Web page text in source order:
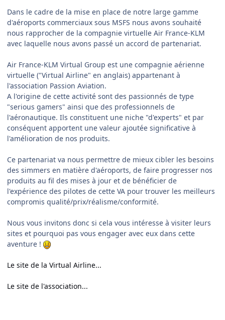
Dans le cadre de la mise en place de notre large gamme
d'aéroports commerciaux sous MSFS nous avons souhaité
nous rapprocher de la compagnie virtuelle Air France-KLM
avec laquelle nous avons passé un accord de partenariat.
Air France-KLM Virtual Group est une compagnie aérienne
virtuelle ("Virtual Airline" en anglais) appartenant à
l'association Passion Aviation.
A l'origine de cette activité sont des passionnés de type
"serious gamers" ainsi que des professionnels de
l'aéronautique. Ils constituent une niche "d'experts" et par
conséquent apportent une valeur ajoutée significative à
l'amélioration de nos produits.
Ce partenariat va nous permettre de mieux cibler les besoins
des simmers en matière d'aéroports, de faire progresser nos
produits au fil des mises à jour et de bénéficier de
l'expérience des pilotes de cette VA pour trouver les meilleurs
compromis qualité/prix/réalisme/conformité.
Nous vous invitons donc si cela vous intéresse à visiter leurs
sites et pourquoi pas vous engager avec eux dans cette
aventure !
Le site de la Virtual Airline...
Le site de l'association...